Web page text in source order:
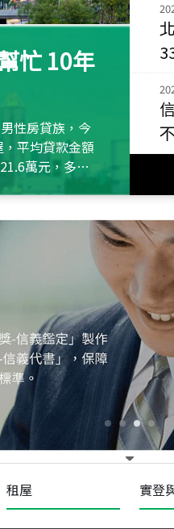
忙 10年
性房貸族，今
平均貸款金額
萬元，多出
租屋 實登